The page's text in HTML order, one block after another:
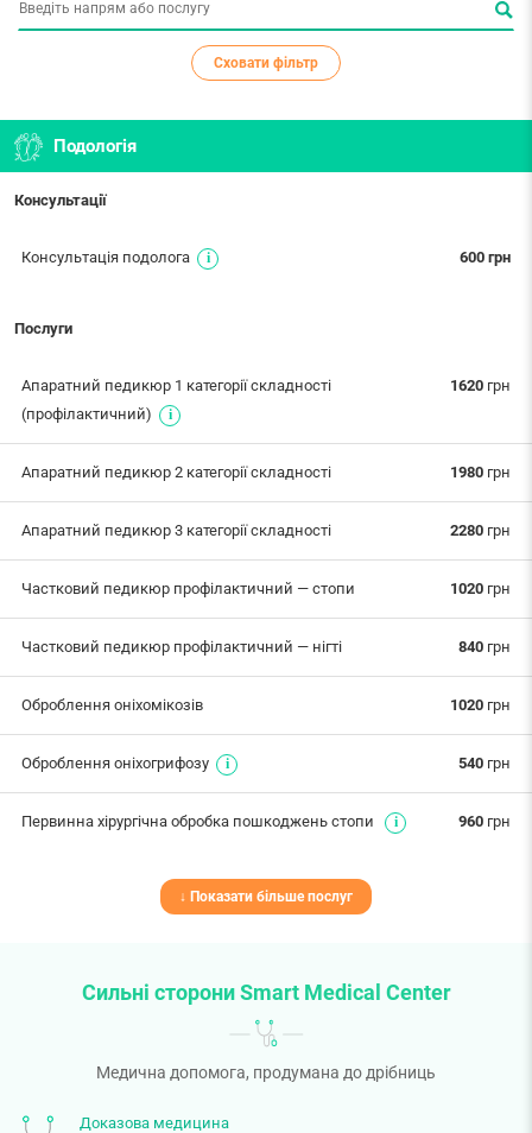
Сховати фільтр
Подологія
Консультації
600 грн
Консультація подолога
Послуги
1620 грн
Апаратний педикюр 1 категорії складності
(профілактичний)
1980 грн
Апаратний педикюр 2 категорії складності
2280 грн
Апаратний педикюр 3 категорії складності
1020 грн
Частковий педикюр профілактичний — стопи
840 грн
Частковий педикюр профілактичний — нігті
1020 грн
Оброблення оніхомікозів
540 грн
Оброблення оніхогрифозу
960 грн
Первинна хірургічна обробка пошкоджень стопи
↓ Показати більше послуг
Сильні сторони Smart Medical Center
Медична допомога, продумана до дрібниць
Доказова медицина